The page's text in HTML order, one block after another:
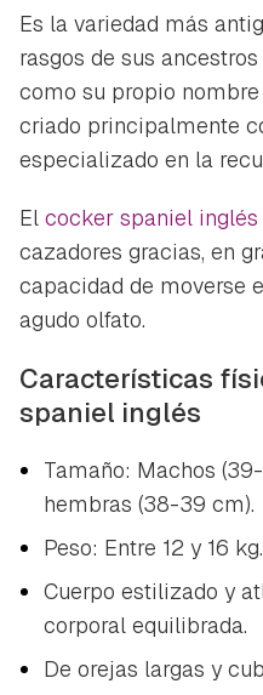
Es la variedad más
rasgos de sus
como su propio
criado principalmente
especializado en la
El cocker spaniel inglés
cazadores gracias, en
capacidad de moverse
agudo olfato.
Características
spaniel inglés
Tamaño: Machos
hembras (38-39 cm).
Peso: Entre 12 y 16 kg.
Cuerpo estilizado y
corporal equilibrada.
De orejas largas y